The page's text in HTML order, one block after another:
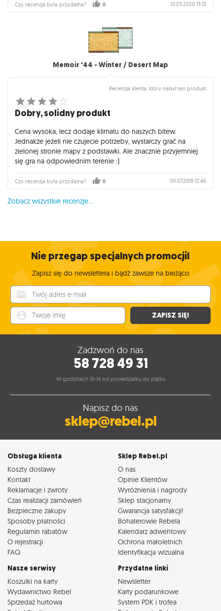
Czy recenzja była przydatna? 0 01.03.2020 13:13
Memoir '44 - Winter / Desert Map
Recenzja klienta, który nabył ten produkt
Dobry, solidny produkt
Cena wysoka, lecz dodaje klimatu do naszych bitew.
Jednakże jeżeli nie czujecie potrzeby, wystarczy grać na
zielonej stronie mapy z podstawki. Ale znacznie przyjemniej
się gra na odpowiednim terenie :)
Czy recenzja była przydatna? 0 05.07.2019 12:46
Zobacz wszystkie recenzje...
Nie przegap specjalnych promocji!
Zapisz się do newslettera i bądź zawsze na bieżąco
ZAPISZ SIĘ!
Zadzwoń do nas
58 728 49 31
W godzinach 10-14 od poniedziałku do piątku
Napisz do nas
sklep@rebel.pl
Obsługa klienta
Koszty dostawy
Kontakt
Reklamacje i zwroty
Czas realizacji zamówień
Bezpieczne zakupy
Sposoby płatności
Regulamin rabatów
O rejestracji
FAQ
Sklep Rebel.pl
O nas
Opinie Klientów
Wyróżnienia i nagrody
Sklep stacjonarny
Gwarancja satysfakcji!
Bohaterowie Rebela
Kalendarz adwentowy
Ochrona małoletnich
Identyfikacja wizualna
Nasze serwisy
Koszulki na karty
Wydawnictwo Rebel
Sprzedaż hurtowa
Przydatne linki
Newsletter
Karty podarunkowe
System PDK i trofea